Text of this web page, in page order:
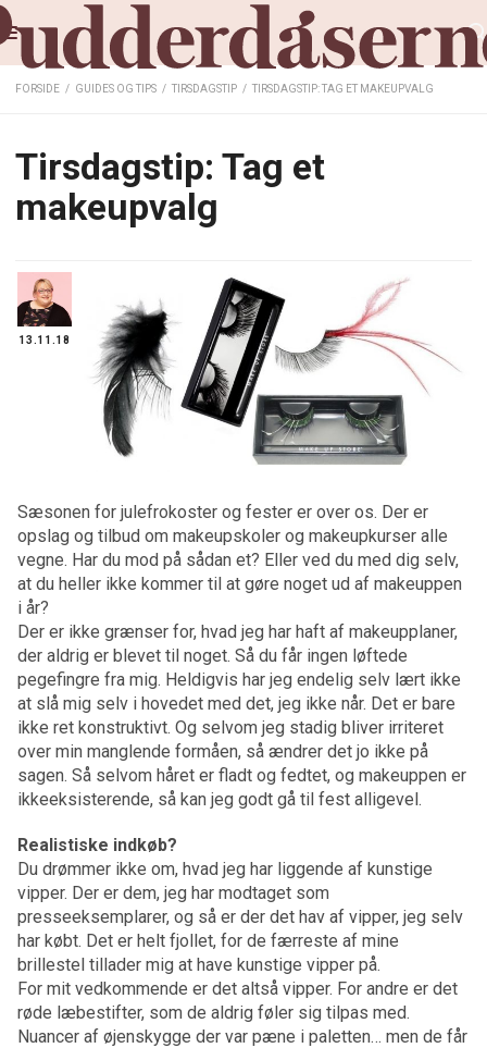
FORSIDE / GUIDES OG TIPS / TIRSDAGSTIP / TIRSDAGSTIP: TAG ET MAKEUPVALG
Tirsdagstip: Tag et
makeupvalg
13.11.18
Sæsonen for julefrokoster og fester er over os. Der er
opslag og tilbud om makeupskoler og makeupkurser alle
vegne. Har du mod på sådan et? Eller ved du med dig selv,
at du heller ikke kommer til at gøre noget ud af makeuppen
i år?
Der er ikke grænser for, hvad jeg har haft af makeupplaner,
der aldrig er blevet til noget. Så du får ingen løftede
pegefingre fra mig. Heldigvis har jeg endelig selv lært ikke
at slå mig selv i hovedet med det, jeg ikke når. Det er bare
ikke ret konstruktivt. Og selvom jeg stadig bliver irriteret
over min manglende formåen, så ændrer det jo ikke på
sagen. Så selvom håret er fladt og fedtet, og makeuppen er
ikkeeksisterende, så kan jeg godt gå til fest alligevel.
Realistiske indkøb?
Du drømmer ikke om, hvad jeg har liggende af kunstige
vipper. Der er dem, jeg har modtaget som
presseeksemplarer, og så er der det hav af vipper, jeg selv
har købt. Det er helt fjollet, for de færreste af mine
brillestel tillader mig at have kunstige vipper på.
For mit vedkommende er det altså vipper. For andre er det
røde læbestifter, som de aldrig føler sig tilpas med.
Nuancer af øjenskygge der var pæne i paletten… men de får